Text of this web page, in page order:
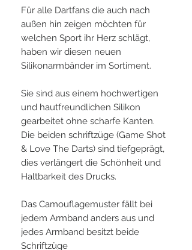
Für alle Dartfans die auch nach
außen hin zeigen möchten für
welchen Sport ihr Herz schlägt,
haben wir diesen neuen
Silikonarmbänder im Sortiment.
Sie sind aus einem hochwertigen
und hautfreundlichen Silikon
gearbeitet ohne scharfe Kanten.
Die beiden schriftzüge (Game Shot
& Love The Darts) sind tiefgeprägt,
dies verlängert die Schönheit und
Haltbarkeit des Drucks.
Das Camouflagemuster fällt bei
jedem Armband anders aus und
jedes Armband besitzt beide
Schriftzüge